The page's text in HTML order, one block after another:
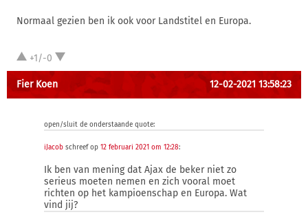
Normaal gezien ben ik ook voor Landstitel en Europa.
+1/-0
Fier Koen 12-02-2021 13:58:23
open/sluit de onderstaande quote:
iJacob schreef op 12 februari 2021 om 12:28:
Ik ben van mening dat Ajax de beker niet zo
serieus moeten nemen en zich vooral moet
richten op het kampioenschap en Europa. Wat
vind jij?